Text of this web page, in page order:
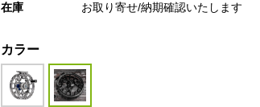
在庫
お取り寄せ/納期確認いたします
カラー